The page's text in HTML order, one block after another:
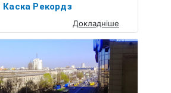
Каска Рекордз
Докладніше